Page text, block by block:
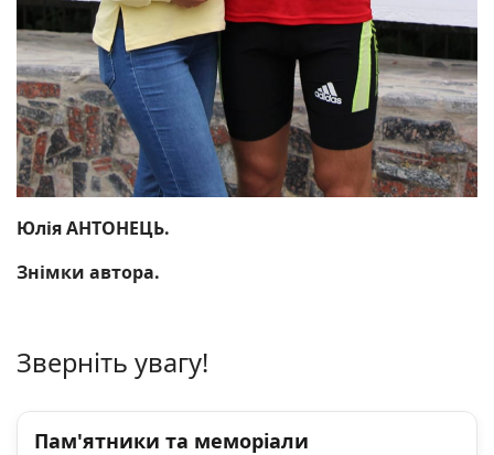
ЮліяАНТОНЕЦЬ.
Знімки автора.
Зверніть увагу!
Пам'ятники та меморіали